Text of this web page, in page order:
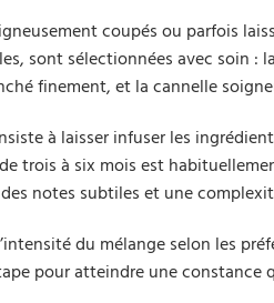
coupés ou parfois
sont sélectionnées avec soin :
finement, et la cannelle
à laisser infuser les
trois à six mois est
notes subtiles et une
du mélange selon les
pour atteindre une constance